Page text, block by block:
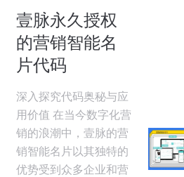
壹脉永久授权
的营销智能名
片代码
深入探究代码奥秘与应
用价值 在当今数字化营
销的浪潮中，壹脉的营
销智能名片以其独特的
优势受到众多企业和营